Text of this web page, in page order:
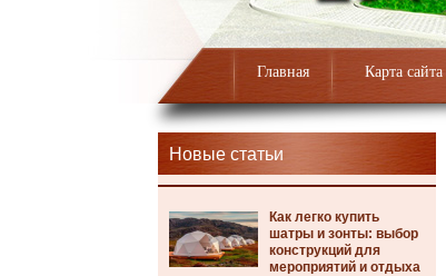
Главная Карта сайта
Новые статьи
Как легко купить
шатры и зонты: выбор
конструкций для
мероприятий и отдыха